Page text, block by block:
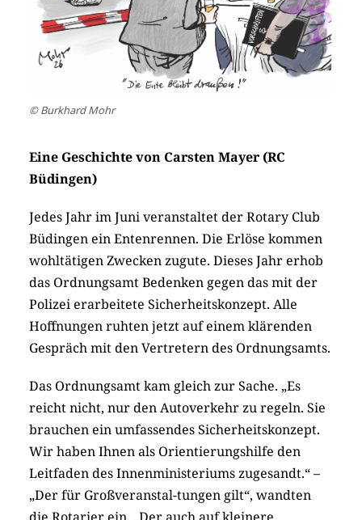
© Burkhard Mohr
Eine Geschichte von Carsten Mayer (RC
Büdingen)
Jedes Jahr im Juni veranstaltet der Rotary Club
Büdingen ein Entenrennen. Die Erlöse kommen
wohltätigen Zwecken zugute. Dieses Jahr erhob
das Ordnungsamt Bedenken gegen das mit der
Polizei erarbeitete Sicherheitskonzept. Alle
Hoffnungen ruhten jetzt auf einem klärenden
Gespräch mit den Vertretern des Ordnungsamts.
Das Ordnungsamt kam gleich zur Sache. „Es
reicht nicht, nur den Autoverkehr zu regeln. Sie
brauchen ein umfassendes Sicherheitskonzept.
Wir haben Ihnen als Orientierungshilfe den
Leitfaden des Innenministeriums zugesandt.“ –
„Der für Großveranstal-tungen gilt“, wandten
die Rotarier ein. „Der auch auf kleinere